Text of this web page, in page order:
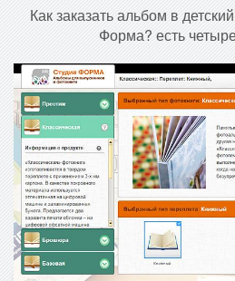
Как заказать альбом в
Форма? есть